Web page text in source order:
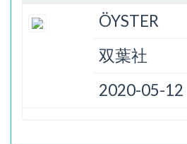
ÖYSTER
双葉社
2020-05-12